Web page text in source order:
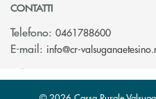
CONTATTI
Telefono: 0461788600
E-mail: info@cr-